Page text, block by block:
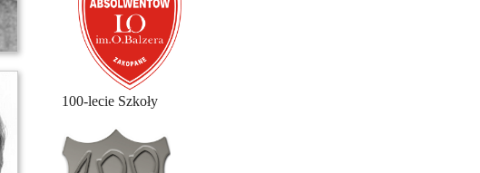
100-lecie Szkoły